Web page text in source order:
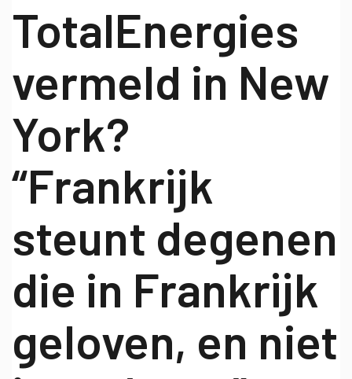
TotalEnergies
vermeld in New
York?
“Frankrijk
steunt degenen
die in Frankrijk
geloven, en niet